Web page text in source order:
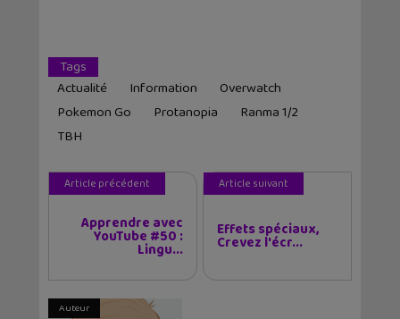
Tags
Actualité
Information
Overwatch
Pokemon Go
Protanopia
Ranma 1/2
TBH
Article précédent
Apprendre avec
YouTube #50 :
Lingu...
Article suivant
Effets spéciaux,
Crevez l'écr...
Auteur